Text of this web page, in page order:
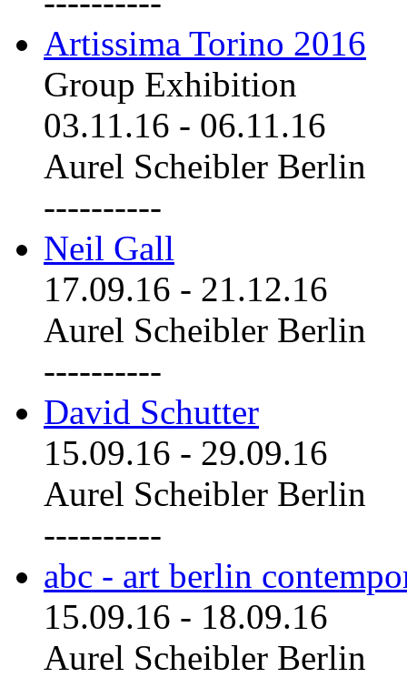
Artissima Torino 2016
Group Exhibition
03.11.16 - 06.11.16
Aurel Scheibler Berlin
----------
Neil Gall
17.09.16 - 21.12.16
Aurel Scheibler Berlin
----------
David Schutter
15.09.16 - 29.09.16
Aurel Scheibler Berlin
----------
abc - art berlin
15.09.16 - 18.09.16
Aurel Scheibler Berlin